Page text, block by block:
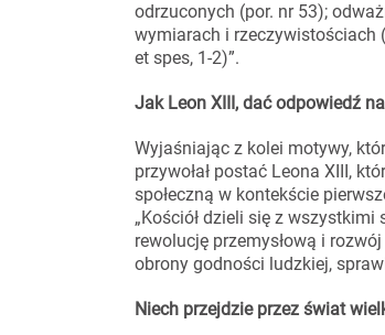
odrzuconych (por. nr 53);
wymiarach i rzeczywistościach
et spes, 1-2)”.
Jak Leon XIII, dać odpowiedź
Wyjaśniając z kolei motywy,
przywołał postać Leona XIII,
społeczną w kontekście
„Kościół dzieli się z
rewolucję przemysłową i
obrony godności ludzkiej,
Niech przejdzie przez świat